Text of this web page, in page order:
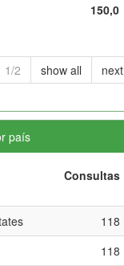
150,0
1/2 show all next
país
Consultas
118
118